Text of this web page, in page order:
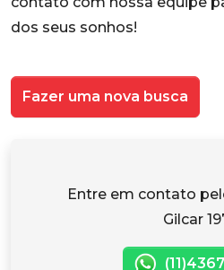
dos seus sonhos!
Fazer uma nova busca
Entre em contato
Gilcar